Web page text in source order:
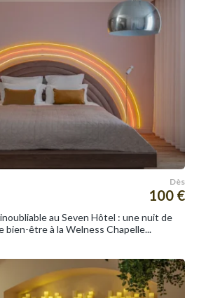
Dès
100 €
au Seven Hôtel : une nuit de
bien-être à la Welness Chapelle...